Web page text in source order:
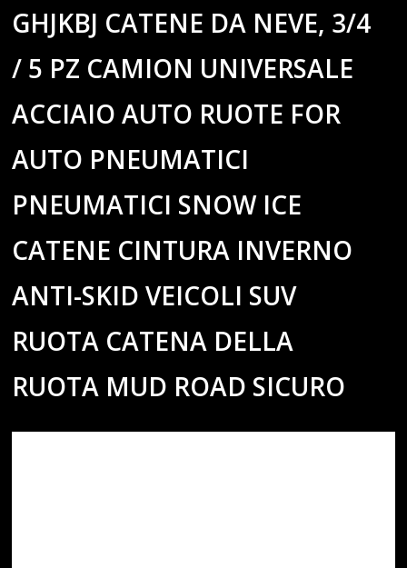
GHJKBJ CATENE DA NEVE, 3/4
/ 5 PZ CAMION UNIVERSALE
ACCIAIO AUTO RUOTE FOR
AUTO PNEUMATICI
PNEUMATICI SNOW ICE
CATENE CINTURA INVERNO
ANTI-SKID VEICOLI SUV
RUOTA CATENA DELLA
RUOTA MUD ROAD SICURO